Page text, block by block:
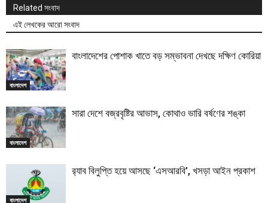
Related সংবাদ
এই লেখকের আরো সংবাদ
বাংলাদেশ
বাংলাদেশের পোশাক খাতে বড় সম্ভাবনা দেখছে দক্ষিণ কোরিয়া
বাংলাদেশ
সারা দেশে বজ্রবৃষ্টির আভাস, কোথাও ভারি বর্ষণের শঙ্কা
বাংলাদেশ
র‍্যাব বিলুপ্তি হয়ে আসছে ‘এসআরবি’, খসড়া আইন প্রকাশ